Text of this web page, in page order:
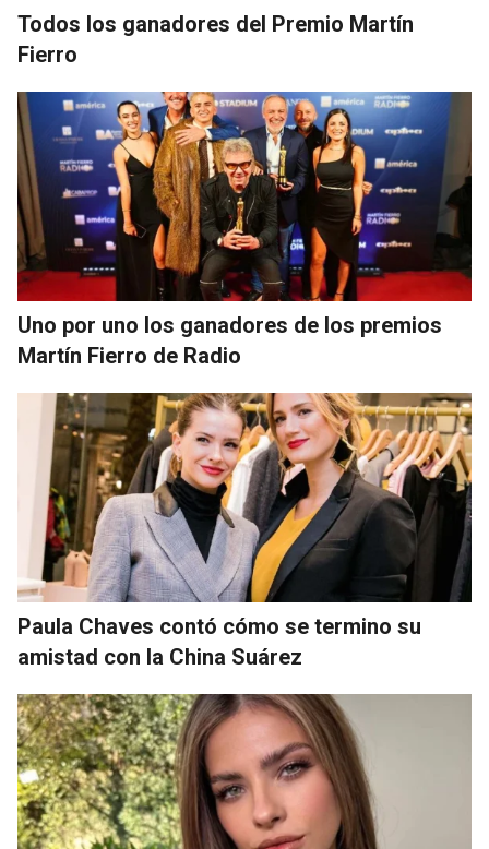
Todos los ganadores del Premio Martín
Fierro
Uno por uno los ganadores de los premios
Martín Fierro de Radio
Paula Chaves contó cómo se termino su
amistad con la China Suárez